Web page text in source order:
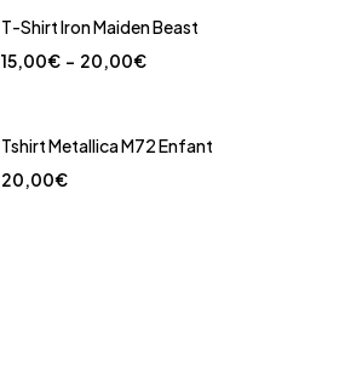
T-Shirt Iron Maiden Beast
15,00€ – 20,00€
Tshirt Metallica M72 Enfant
20,00€